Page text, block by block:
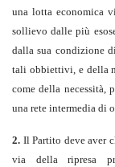
una lotta economica
sollievo dalle più
dalla sua condizione
tali obbiettivi, e della
come della necessità,
una rete intermedia di
2. Il Partito deve aver
via della ripresa